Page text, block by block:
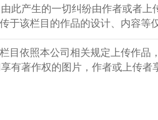
此产生的一切纠纷由作者或者上
于该栏目的作品的设计、内容等
目依照本公司相关规定上传作品
有著作权的图片，作者或上传者